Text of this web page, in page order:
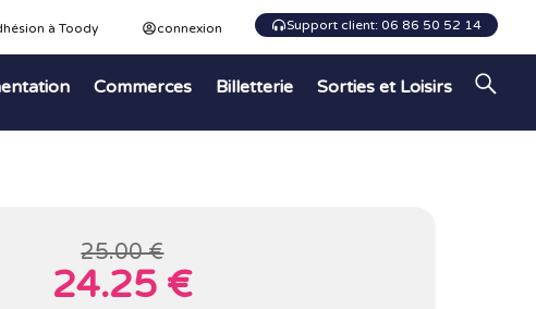
à Toody connexion Support client: 06 86 50 52 14
Commerces Billetterie Sorties et Loisirs
25.00 €
24.25 €